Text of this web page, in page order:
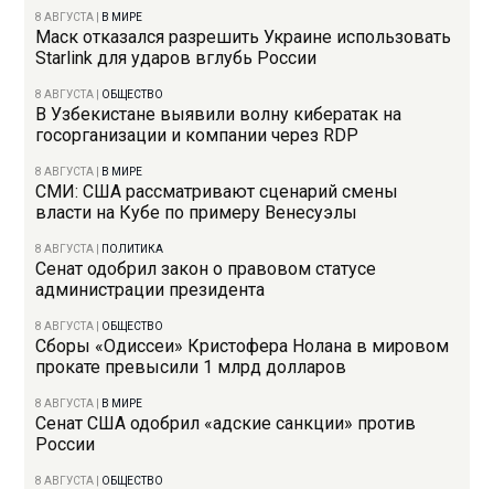
8 АВГУСТА В МИРЕ
Маск отказался разрешить Украине использовать
Starlink для ударов вглубь России
8 АВГУСТА ОБЩЕСТВО
В Узбекистане выявили волну кибератак на
госорганизации и компании через RDP
8 АВГУСТА В МИРЕ
СМИ: США рассматривают сценарий смены
власти на Кубе по примеру Венесуэлы
8 АВГУСТА ПОЛИТИКА
Сенат одобрил закон о правовом статусе
администрации президента
8 АВГУСТА ОБЩЕСТВО
Сборы «Одиссеи» Кристофера Нолана в мировом
прокате превысили 1 млрд долларов
8 АВГУСТА В МИРЕ
Сенат США одобрил «адские санкции» против
России
8 АВГУСТА ОБЩЕСТВО